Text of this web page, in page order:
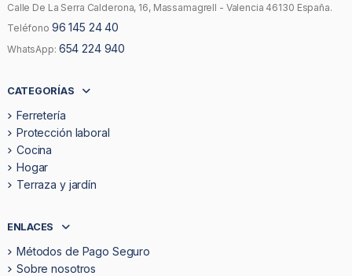
Calle De La Serra Calderona, 16, Massamagrell - Valencia 46130 España.
Teléfono 96 145 24 40
WhatsApp: 654 224 940
CATEGORÍAS
Ferretería
Protección laboral
Cocina
Hogar
Terraza y jardín
ENLACES
Métodos de Pago Seguro
Sobre nosotros